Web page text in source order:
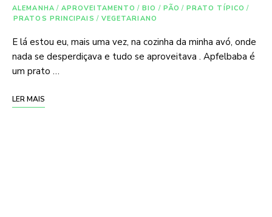
ALEMANHA / APROVEITAMENTO / BIO / PÃO / PRATO TÍPICO /
PRATOS PRINCIPAIS / VEGETARIANO
E lá estou eu, mais uma vez, na cozinha da minha avó, onde
nada se desperdiçava e tudo se aproveitava . Apfelbaba é
um prato …
LER MAIS